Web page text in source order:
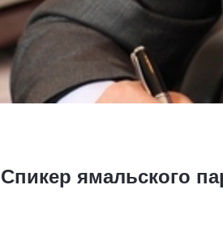
Спикер ямальского